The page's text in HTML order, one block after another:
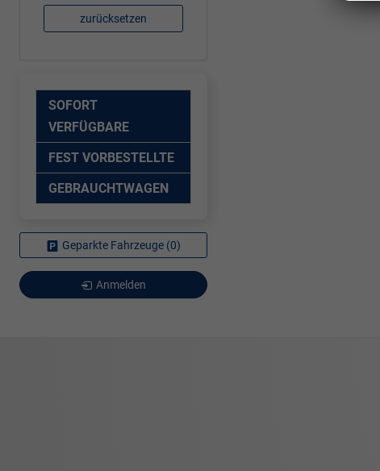
zurücksetzen
SOFORT
VERFÜGBARE
FEST VORBESTELLTE
GEBRAUCHTWAGEN
Geparkte Fahrzeuge (0)
Anmelden